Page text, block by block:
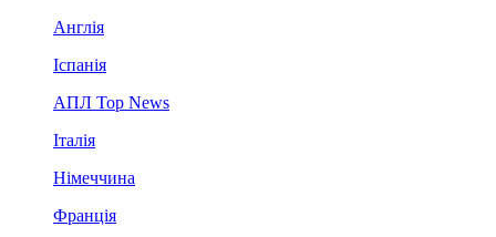
Англія
Іспанія
АПЛ Top News
Італія
Німеччина
Франція